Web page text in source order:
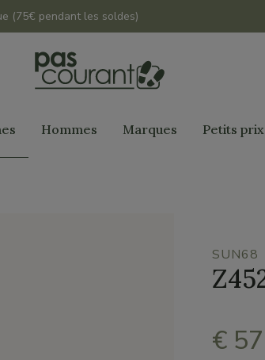
(75€ pendant les soldes)
Hommes Marques Petits prix
SUN68
€